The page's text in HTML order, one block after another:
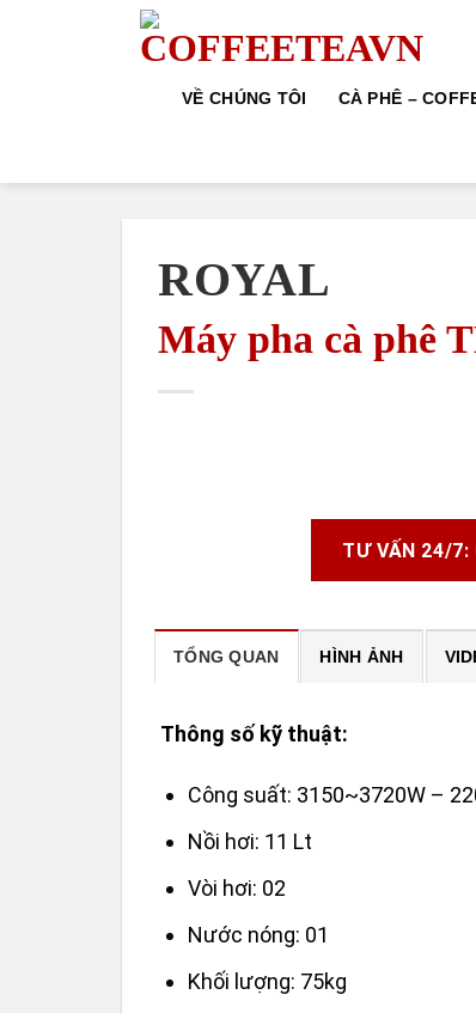
VỀ CHÚNG TÔI CÀ PHÊ –
ROYAL
Máy pha cà phê
TƯ VẤN 24/7:
TỔNG QUAN HÌNH ẢNH
Thông số kỹ thuật:
Công suất: 3150~3720W –
Nồi hơi: 11 Lt
Vòi hơi: 02
Nước nóng: 01
Khối lượng: 75kg